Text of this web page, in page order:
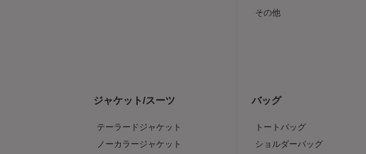
その他
ジャケット/スーツ
テーラードジャケット
ノーカラージャケット
バッグ
トートバッグ
ショルダーバッグ